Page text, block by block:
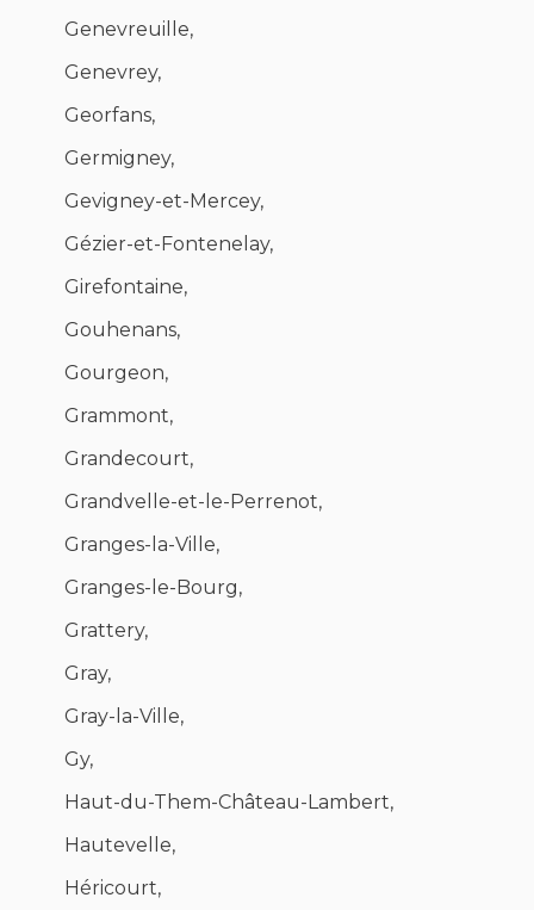
Genevreuille,
Genevrey,
Georfans,
Germigney,
Gevigney-et-Mercey,
Gézier-et-Fontenelay,
Girefontaine,
Gouhenans,
Gourgeon,
Grammont,
Grandecourt,
Grandvelle-et-le-Perrenot,
Granges-la-Ville,
Granges-le-Bourg,
Grattery,
Gray,
Gray-la-Ville,
Gy,
Haut-du-Them-Château-Lambert,
Hautevelle,
Héricourt,